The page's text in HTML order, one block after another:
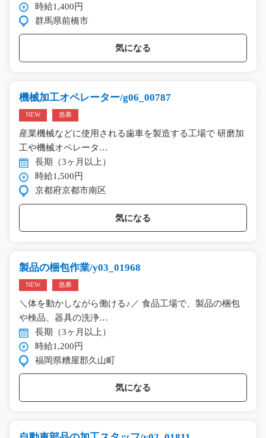
時給1,400円
群馬県前橋市
気になる
機械加工オペレーター/g06_00787
NEW 急募
産業機械などに使用される歯車を製造する工場で 研磨加
工や機械オペレータ…
長期（3ヶ月以上）
時給1,500円
京都府京都市南区
気になる
製品の梱包作業/y03_01968
NEW 急募
＼体を動かしながら働ける♪／ 食品工場で、製品の梱包
や検品、器具の洗浄…
長期（3ヶ月以上）
時給1,200円
福岡県糟屋郡久山町
気になる